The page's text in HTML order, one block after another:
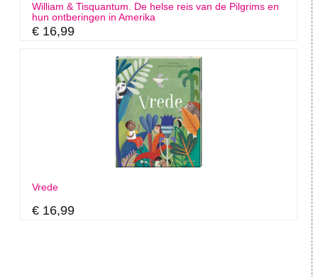
William & Tisquantum. De helse reis van de Pilgrims en
hun ontberingen in Amerika
€ 16,99
Vrede
€ 16,99